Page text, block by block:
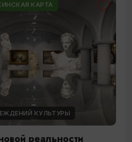
КАРТА
КУЛЬТУРЫ
реальности